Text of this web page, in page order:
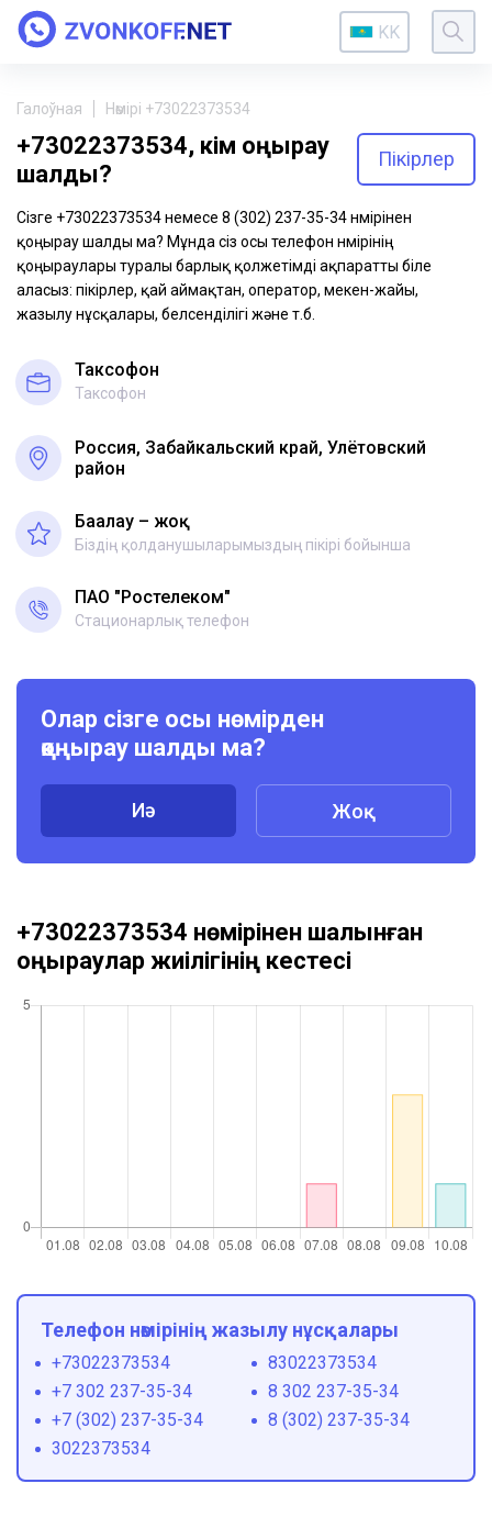
KK
Галоўная Нөмірі +73022373534
+73022373534, кім қоңырау
шалды?
Пікірлер
Сізге +73022373534 немесе 8 (302) 237-35-34 нөмірінен
қоңырау шалды ма? Мұнда сіз осы телефон нөмірінің
қоңыраулары туралы барлық қолжетімді ақпаратты біле
аласыз: пікірлер, қай аймақтан, оператор, мекен-жайы,
жазылу нұсқалары, белсенділігі және т.б.
Таксофон
Таксофон
Россия, Забайкальский край, Улётовский
район
Бағалау – жоқ
Біздің қолданушыларымыздың пікірі бойынша
ПАО "Ростелеком"
Стационарлық телефон
Олар сізге осы нөмірден
қоңырау шалды ма?
Иә Жоқ
+73022373534 нөмірінен шалынған
қоңыраулар жиілігінің кестесі
Телефон нөмірінің жазылу нұсқалары
+73022373534
83022373534
+7 302 237-35-34
8 302 237-35-34
+7 (302) 237-35-34
8 (302) 237-35-34
3022373534